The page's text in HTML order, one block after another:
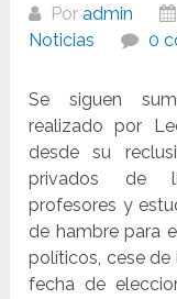
Poradmin
Noticias
0
Se siguen
realizado por
desde su
privados de
profesores y
de hambre para
políticos, cese de
fecha de